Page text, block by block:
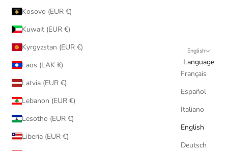
Kosovo (EUR €)
Kuwait (EUR €)
Kyrgyzstan (EUR €)
Laos (LAK ₭)
Latvia (EUR €)
Lebanon (EUR €)
Lesotho (EUR €)
Liberia (EUR €)
English
Language
Français
Español
Italiano
English
Deutsch